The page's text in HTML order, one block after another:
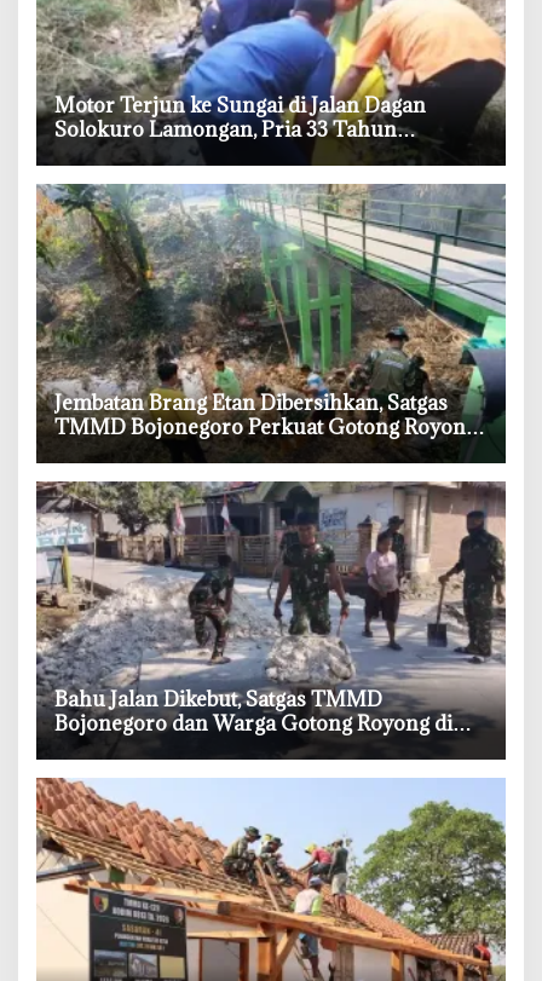
‎Motor Terjun ke Sungai di Jalan Dagan
Solokuro Lamongan, Pria 33 Tahun
Meninggal
‎Jembatan Brang Etan Dibersihkan, Satgas
TMMD Bojonegoro Perkuat Gotong Royong
Warga
‎Bahu Jalan Dikebut, Satgas TMMD
Bojonegoro dan Warga Gotong Royong di
Tengah Terik